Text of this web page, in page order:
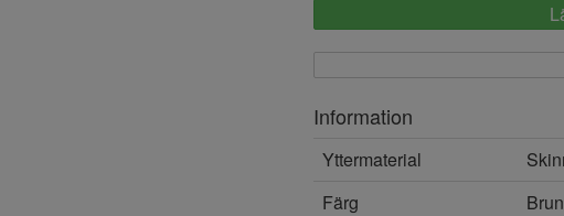
Information
Yttermaterial
Färg
Brun